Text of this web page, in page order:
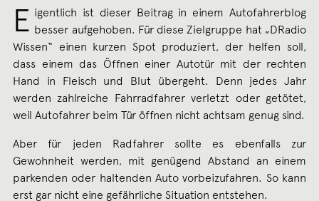
E igentlich ist dieser Beitrag in einem Autofahrerblog
besser aufgehoben. Für diese Zielgruppe hat „DRadio
Wissen“ einen kurzen Spot produziert, der helfen soll,
dass einem das Öffnen einer Autotür mit der rechten
Hand in Fleisch und Blut übergeht. Denn jedes Jahr
werden zahlreiche Fahrradfahrer verletzt oder getötet,
weil Autofahrer beim Tür öffnen nicht achtsam genug sind.
Aber für jeden Radfahrer sollte es ebenfalls zur
Gewohnheit werden, mit genügend Abstand an einem
parkenden oder haltenden Auto vorbeizufahren. So kann
erst gar nicht eine gefährliche Situation entstehen.